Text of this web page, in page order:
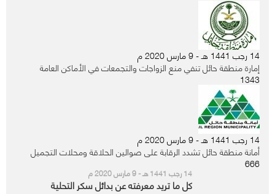
14 رجب 1441 هـ - 9 مارس 2020 م
إمارة منطقة حائل تنفي منع الزواجات والتجمعات في الأماكن العامة
1343
14 رجب 1441 هـ - 9 مارس 2020 م
أمانة منطقة حائل تشدد الرقابة على صوالين الحلاقة ومحلات التجميل
666
14 رجب 1441 هـ - 9 مارس 2020 م
كل ما تريد معرفته عن بدائل سكر التحلية